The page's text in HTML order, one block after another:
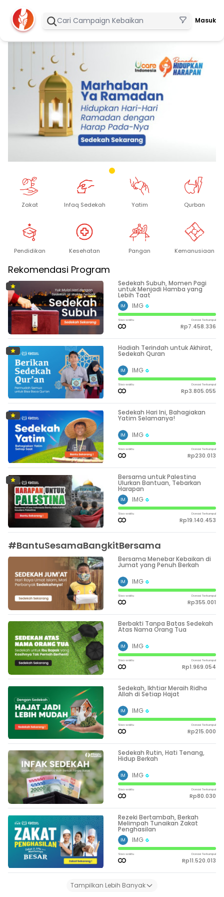
Masuk
Zakat Infaq Sedekah Yatim Qurban
Pendidikan Kesehatan Pangan Kemanusiaan
Rekomendasi Program
Sedekah Subuh, Momen Pagi
untuk Menjadi Hamba yang
Lebih Taat
IMG
Sisa waktu Donasi Terkumpul
Rp7.458.336
Hadiah Terindah untuk Akhirat,
Sedekah Quran
IMG
Sisa waktu Donasi Terkumpul
Rp3.805.055
Sedekah Hari Ini, Bahagiakan
Yatim Selamanya!
IMG
Sisa waktu Donasi Terkumpul
Rp230.013
Bersama untuk Palestina
Ulurkan Bantuan, Tebarkan
Harapan
IMG
Sisa waktu Donasi Terkumpul
Rp19.140.453
#BantuSesamaBangkitBersama
Bersama Menebar Kebaikan di
Jumat yang Penuh Berkah
IMG
Sisa waktu Donasi Terkumpul
Rp355.001
Berbakti Tanpa Batas Sedekah
Atas Nama Orang Tua
IMG
Sisa waktu Donasi Terkumpul
Rp1.969.054
Sedekah, Ikhtiar Meraih Ridha
Allah di Setiap Hajat
IMG
Sisa waktu Donasi Terkumpul
Rp215.000
Sedekah Rutin, Hati Tenang,
Hidup Berkah
IMG
Sisa waktu Donasi Terkumpul
Rp80.030
Rezeki Bertambah, Berkah
Melimpah Tunaikan Zakat
Penghasilan
IMG
Sisa waktu Donasi Terkumpul
Rp11.520.013
Tampilkan Lebih Banyak